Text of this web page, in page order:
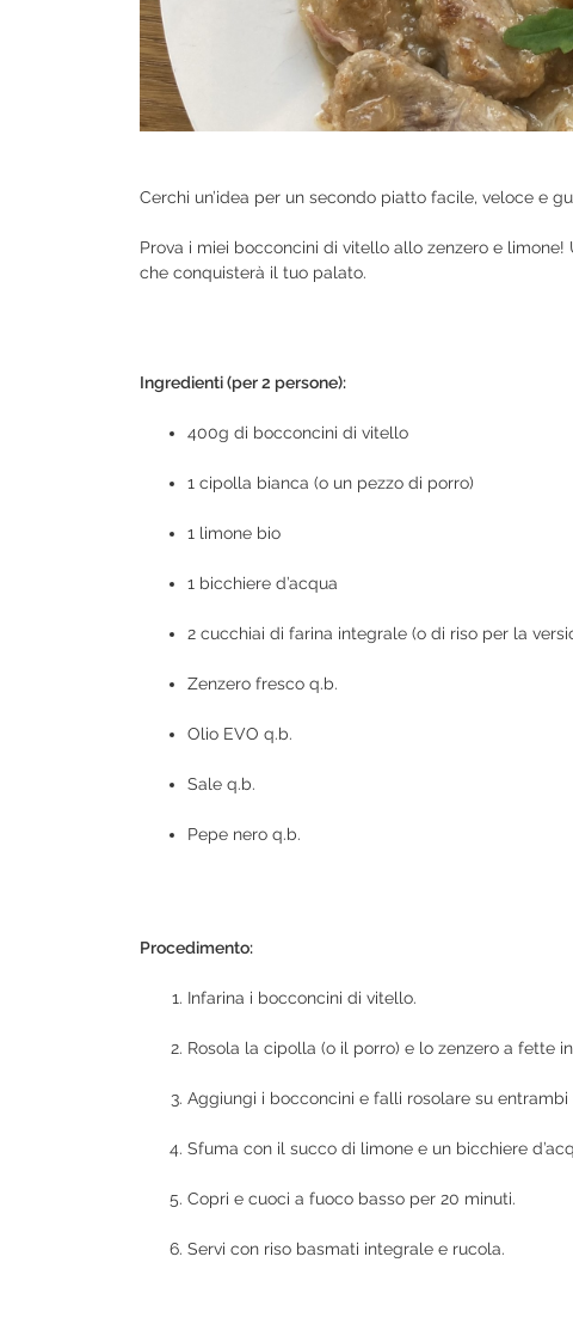
Cerchi un’idea per un secondo piatto facile, veloce e
Prova i miei bocconcini di vitello allo zenzero e
che conquisterà il tuo palato.
Ingredienti (per 2 persone):
400g di bocconcini di vitello
1 cipolla bianca (o un pezzo di porro)
1 limone bio
1 bicchiere d’acqua
2 cucchiai di farina integrale (o di riso per la
Zenzero fresco q.b.
Olio EVO q.b.
Sale q.b.
Pepe nero q.b.
Procedimento:
Infarina i bocconcini di vitello.
Rosola la cipolla (o il porro) e lo zenzero a fette
Aggiungi i bocconcini e falli rosolare su
Sfuma con il succo di limone e un bicchiere
Copri e cuoci a fuoco basso per 20 minuti.
Servi con riso basmati integrale e rucola.